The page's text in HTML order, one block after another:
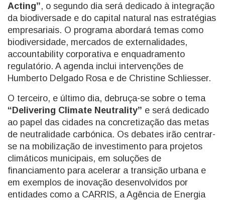
Acting”, o segundo dia será dedicado à integração
da biodiversade e do capital natural nas estratégias
empresariais. O programa abordará temas como
biodiversidade, mercados de externalidades,
accountability corporativa e enquadramento
regulatório. A agenda inclui intervenções de
Humberto Delgado Rosa e de Christine Schliesser.
O terceiro, e último dia, debruça-se sobre o tema
“Delivering Climate Neutrality” e será dedicado
ao papel das cidades na concretização das metas
de neutralidade carbónica. Os debates irão centrar-
se na mobilização de investimento para projetos
climáticos municipais, em soluções de
financiamento para acelerar a transição urbana e
em exemplos de inovação desenvolvidos por
entidades como a CARRIS, a Agência de Energia